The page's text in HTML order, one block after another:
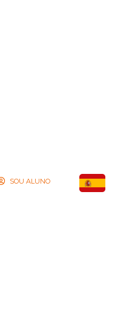
SOU ALUNO